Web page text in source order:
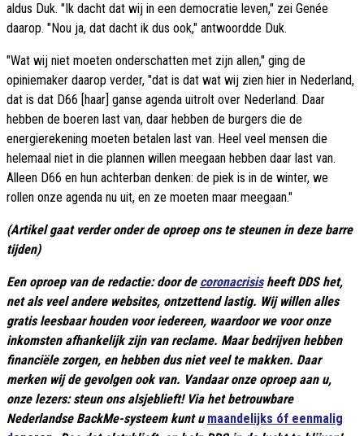
aldus Duk. "Ik dacht dat wij in een democratie leven," zei Genée
daarop. "Nou ja, dat dacht ik dus ook," antwoordde Duk.
"Wat wij niet moeten onderschatten met zijn allen," ging de
opiniemaker daarop verder, "dat is dat wat wij zien hier in Nederland,
dat is dat D66 [haar] ganse agenda uitrolt over Nederland. Daar
hebben de boeren last van, daar hebben de burgers die de
energierekening moeten betalen last van. Heel veel mensen die
helemaal niet in die plannen willen meegaan hebben daar last van.
Alleen D66 en hun achterban denken: de piek is in de winter, we
rollen onze agenda nu uit, en ze moeten maar meegaan."
(Artikel gaat verder onder de oproep ons te steunen in deze barre
tijden)
Een oproep van de redactie: door de coronacrisisheeft DDS het,
net als veel andere websites, ontzettend lastig. Wij willen alles
gratis leesbaar houden voor iedereen, waardoor we voor onze
inkomsten afhankelijk zijn van reclame. Maar bedrijven hebben
financiële zorgen, en hebben dus niet veel te makken. Daar
merken wij de gevolgen ook van. Vandaar onze oproep aan u,
onze lezers: steun ons alsjeblieft! Via het betrouwbare
Nederlandse BackMe-systeem kunt u maandelijks óf eenmalig